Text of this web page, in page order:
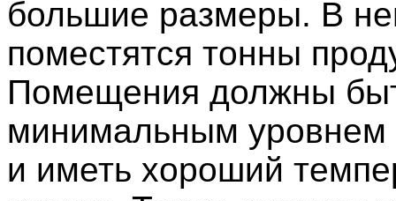
большие размеры. В
поместятся тонны
Помещения должны
минимальным уровнем
и иметь хороший